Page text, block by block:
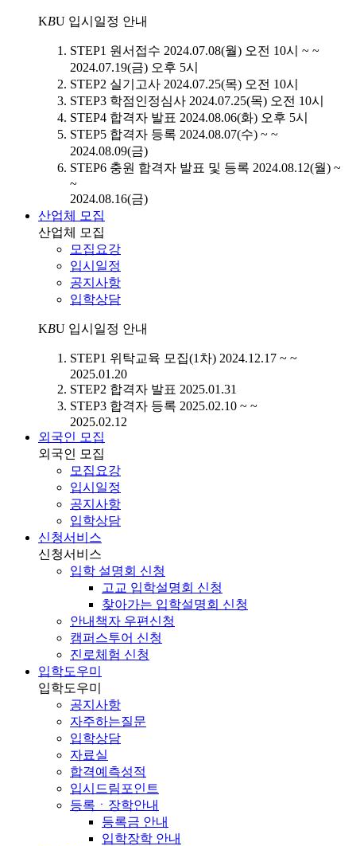
KBU 입시일정 안내
STEP1 원서접수 2024.07.08(월) 오전 10시 ~ ~
2024.07.19(금) 오후 5시
STEP2 실기고사 2024.07.25(목) 오전 10시
STEP3 학점인정심사 2024.07.25(목) 오전 10시
STEP4 합격자 발표 2024.08.06(화) 오후 5시
STEP5 합격자 등록 2024.08.07(수) ~ ~
2024.08.09(금)
STEP6 충원 합격자 발표 및 등록 2024.08.12(월) ~
~
2024.08.16(금)
산업체 모집
산업체 모집
모집요강
입시일정
공지사항
입학상담
KBU 입시일정 안내
STEP1 위탁교육 모집(1차) 2024.12.17 ~ ~
2025.01.20
STEP2 합격자 발표 2025.01.31
STEP3 합격자 등록 2025.02.10 ~ ~
2025.02.12
외국인 모집
외국인 모집
모집요강
입시일정
공지사항
입학상담
신청서비스
신청서비스
입학 설명회 신청
고교 입학설명회 신청
찾아가는 입학설명회 신청
안내책자 우편신청
캠퍼스투어 신청
진로체험 신청
입학도우미
입학도우미
공지사항
자주하는질문
입학상담
자료실
합격예측성적
입시드림포인트
등록ㆍ장학안내
등록금 안내
입학장학 안내